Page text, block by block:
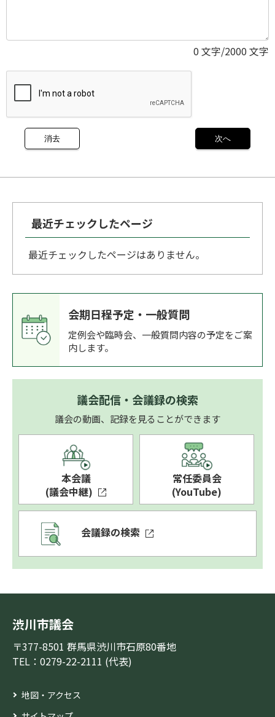
0 文字/2000 文字
最近チェックしたページ
最近チェックしたページはありません。
会期日程予定・一般質問
定例会や臨時会、一般質問内容の予定をご案
内します。
議会配信・会議録の検索
議会の動画、記録を見ることができます
本会議
(議会中継)
常任委員会
(YouTube)
会議録の検索
渋川市議会
〒377-8501 群馬県渋川市石原80番地
TEL：0279-22-2111 (代表)
地図・アクセス